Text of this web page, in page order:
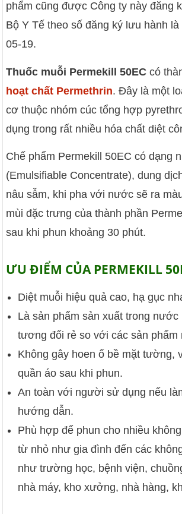
phẩm cũng được Công ty này đăng
Bộ Y Tế theo số đăng ký lưu hành
05-19.
Thuốc muỗi Permekill 50EC có
hoạt chất Permethrin. Đây là một
cơ thuộc nhóm cúc tổng hợp
dụng trong rất nhiều hóa chất diệt
Chế phẩm Permekill 50EC có dạng
(Emulsifiable Concentrate), dung
nâu sẫm, khi pha với nước sẽ ra
mùi đặc trưng của thành phần
sau khi phun khoảng 30 phút.
ƯU ĐIỂM CỦA PERMEKILL
Diệt muỗi hiệu quả cao, hạ gục
Là sản phẩm sản xuất trong nước
tương đối rẻ so với các sản phẩm
Không gây hoen ố bề mặt tường,
quần áo sau khi phun.
An toàn với người sử dụng nếu
hướng dẫn.
Phù hợp để phun cho nhiều
từ nhỏ như gia đình đến các
như trường học, bệnh viện,
nhà máy, kho xưởng, nhà hàng,